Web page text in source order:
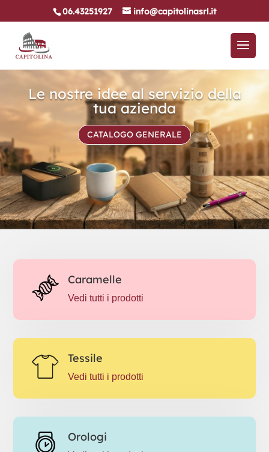
06.43251927 info@capitolinasrl.it
Le nostre idee al servizio della
tua azienda
CATALOGO GENERALE
Caramelle
Vedi tutti i prodotti
Tessile
Vedi tutti i prodotti
Orologi